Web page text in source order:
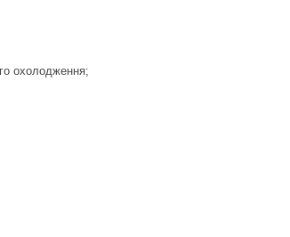
охолодження;